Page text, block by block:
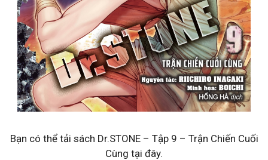
Bạn có thể tải sách Dr.STONE – Tập 9 – Trận Chiến Cuối
Cùng tại đây.